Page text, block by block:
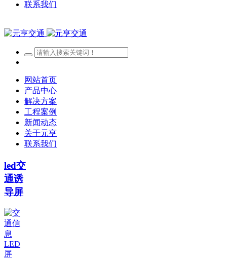
联系我们
网站首页
产品中心
解决方案
工程案例
新闻动态
关于元亨
联系我们
led交
通诱
导屏